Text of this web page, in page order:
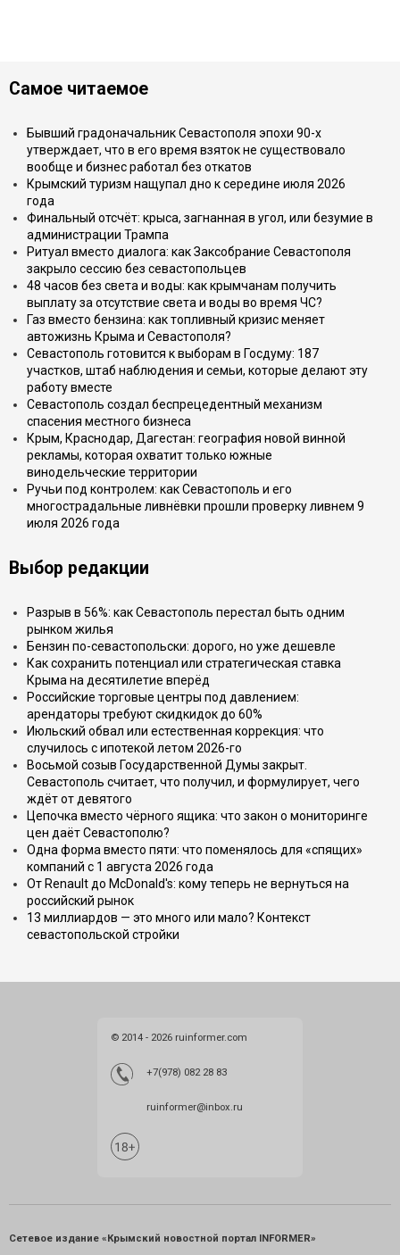
Самое читаемое
Бывший градоначальник Севастополя эпохи 90-х
утверждает, что в его время взяток не существовало
вообще и бизнес работал без откатов
Крымский туризм нащупал дно к середине июля 2026
года
Финальный отсчёт: крыса, загнанная в угол, или безумие в
администрации Трампа
Ритуал вместо диалога: как Заксобрание Севастополя
закрыло сессию без севастопольцев
48 часов без света и воды: как крымчанам получить
выплату за отсутствие света и воды во время ЧС?
Газ вместо бензина: как топливный кризис меняет
автожизнь Крыма и Севастополя?
Севастополь готовится к выборам в Госдуму: 187
участков, штаб наблюдения и семьи, которые делают эту
работу вместе
Севастополь создал беспрецедентный механизм
спасения местного бизнеса
Крым, Краснодар, Дагестан: география новой винной
рекламы, которая охватит только южные
винодельческие территории
Ручьи под контролем: как Севастополь и его
многострадальные ливнёвки прошли проверку ливнем 9
июля 2026 года
Выбор редакции
Разрыв в 56%: как Севастополь перестал быть одним
рынком жилья
Бензин по-севастопольски: дорого, но уже дешевле
Как сохранить потенциал или стратегическая ставка
Крыма на десятилетие вперёд
Российские торговые центры под давлением:
арендаторы требуют скидкидок до 60%
Июльский обвал или естественная коррекция: что
случилось с ипотекой летом 2026-го
Восьмой созыв Государственной Думы закрыт.
Севастополь считает, что получил, и формулирует, чего
ждёт от девятого
Цепочка вместо чёрного ящика: что закон о мониторинге
цен даёт Севастополю?
Одна форма вместо пяти: что поменялось для «спящих»
компаний с 1 августа 2026 года
От Renault до McDonald's: кому теперь не вернуться на
российский рынок
13 миллиардов — это много или мало? Контекст
севастопольской стройки
© 2014 - 2026 ruinformer.com
+7(978) 082 28 83
ruinformer@inbox.ru
Сетевое издание «Крымский новостной портал INFORMER»